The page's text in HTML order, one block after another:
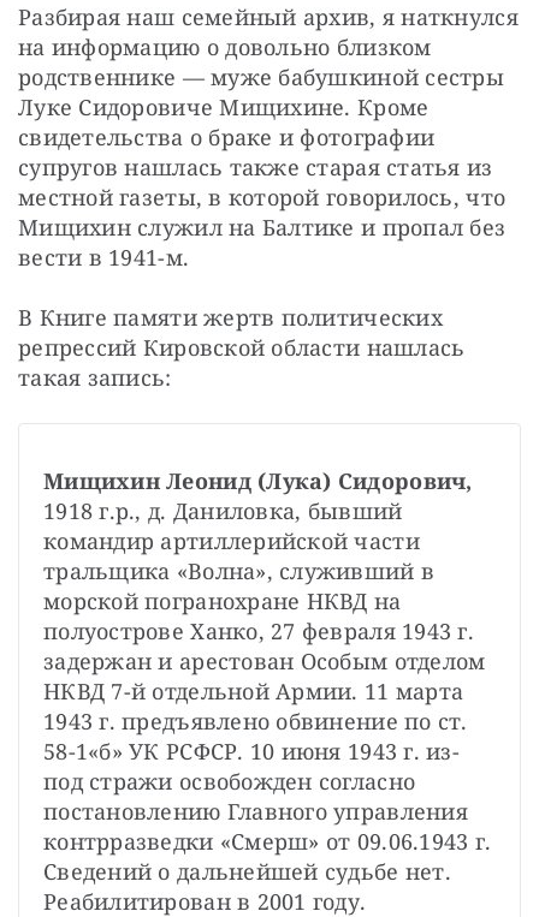
Разбирая наш семейный архив, я наткнулся
на информацию о довольно близком
родственнике — муже бабушкиной сестры
Луке Сидоровиче Мищихине. Кроме
свидетельства о браке и фотографии
супругов нашлась также старая статья из
местной газеты, в которой говорилось, что
Мищихин служил на Балтике и пропал без
вести в 1941-м.
В Книге памяти жертв политических
репрессий Кировской области нашлась
такая запись:
Мищихин Леонид (Лука) Сидорович,
1918 г.р., д. Даниловка, бывший
командир артиллерийской части
тральщика «Волна», служивший в
морской погранохране НКВД на
полуострове Ханко, 27 февраля 1943 г.
задержан и арестован Особым отделом
НКВД 7-й отдельной Армии. 11 марта
1943 г. предъявлено обвинение по ст.
58-1«б» УК РСФСР. 10 июня 1943 г. из-
под стражи освобожден согласно
постановлению Главного управления
контрразведки «Смерш» от 09.06.1943 г.
Сведений о дальнейшей судьбе нет.
Реабилитирован в 2001 году.